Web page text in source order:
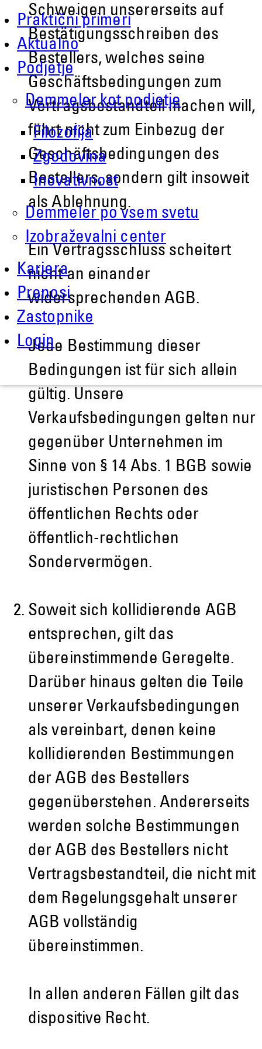
Praktični primeri
Aktualno
Podjetje
Demmeler kot podjetje
Filozofija
Zgodovina
Inovativnost
Demmeler po vsem svetu
Izobraževalni center
Kariera
Prenosi
Zastopnike
Login
Schweigen unsererseits auf
Bestätigungsschreiben des
Bestellers, welches seine
Geschäftsbedingungen zum
Vertragsbestandteil machen will,
führt nicht zum Einbezug der
Geschäftsbedingungen des
Bestellers, sondern gilt insoweit
als Ablehnung.
Ein Vertragsschluss scheitert
nicht an einander
widersprechenden AGB.
Jede Bestimmung dieser
Bedingungen ist für sich allein
gültig. Unsere
Verkaufsbedingungen gelten nur
gegenüber Unternehmen im
Sinne von § 14 Abs. 1 BGB sowie
juristischen Personen des
öffentlichen Rechts oder
öffentlich-rechtlichen
Sondervermögen.
Soweit sich kollidierende AGB
entsprechen, gilt das
übereinstimmende Geregelte.
Darüber hinaus gelten die Teile
unserer Verkaufsbedingungen
als vereinbart, denen keine
kollidierenden Bestimmungen
der AGB des Bestellers
gegenüberstehen. Andererseits
werden solche Bestimmungen
der AGB des Bestellers nicht
Vertragsbestandteil, die nicht mit
dem Regelungsgehalt unserer
AGB vollständig
übereinstimmen.
In allen anderen Fällen gilt das
dispositive Recht.